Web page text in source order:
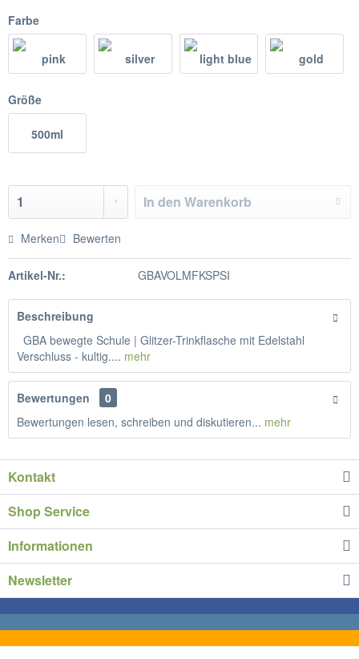
Farbe
Größe
500ml
In den Warenkorb
Merken Bewerten
Artikel-Nr.: GBAVOLMFKSPSI
Beschreibung
GBA bewegte Schule | Glitzer-Trinkflasche mit Edelstahl
Verschluss - kultig.... mehr
Bewertungen
0
Bewertungen lesen, schreiben und diskutieren... mehr
Kontakt
Shop Service
Informationen
Newsletter